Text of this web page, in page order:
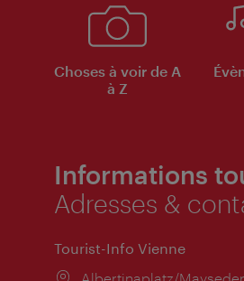
Choses à voir de A
à Z
Informations
Adresses &
Tourist-Info Vienne
Lieu:
Albertinaplatz/